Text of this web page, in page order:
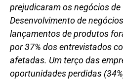
prejudicaram os negócios
Desenvolvimento de
lançamentos de produtos
por 37% dos entrevistados
afetadas. Um terço das
oportunidades perdidas